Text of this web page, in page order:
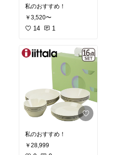
私のおすすめ！
￥3,520〜
14 1
私のおすすめ！
￥28,999